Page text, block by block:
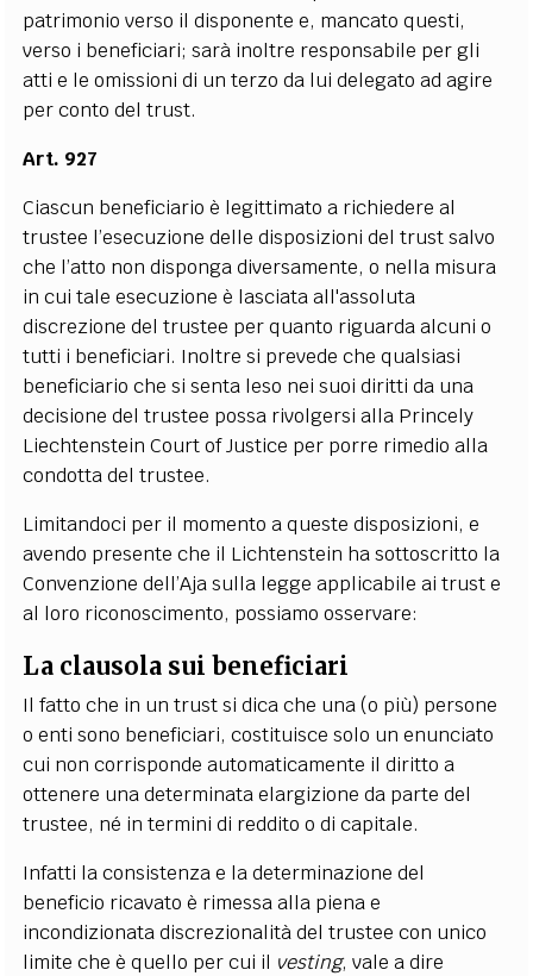
patrimonio verso il disponente e, mancato questi,
verso i beneficiari; sarà inoltre responsabile per gli
atti e le omissioni di un terzo da lui delegato ad agire
per conto del trust.
Art. 927
Ciascun beneficiario è legittimato a richiedere al
trustee l’esecuzione delle disposizioni del trust salvo
che l’atto non disponga diversamente, o nella misura
in cui tale esecuzione è lasciata all'assoluta
discrezione del trustee per quanto riguarda alcuni o
tutti i beneficiari. Inoltre si prevede che qualsiasi
beneficiario che si senta leso nei suoi diritti da una
decisione del trustee possa rivolgersi alla Princely
Liechtenstein Court of Justice per porre rimedio alla
condotta del trustee.
Limitandoci per il momento a queste disposizioni, e
avendo presente che il Lichtenstein ha sottoscritto la
Convenzione dell’Aja sulla legge applicabile ai trust e
al loro riconoscimento, possiamo osservare:
La clausola sui beneficiari
Il fatto che in un trust si dica che una (o più) persone
o enti sono beneficiari, costituisce solo un enunciato
cui non corrisponde automaticamente il diritto a
ottenere una determinata elargizione da parte del
trustee, né in termini di reddito o di capitale.
Infatti la consistenza e la determinazione del
beneficio ricavato è rimessa alla piena e
incondizionata discrezionalità del trustee con unico
limite che è quello per cui il vesting, vale a dire